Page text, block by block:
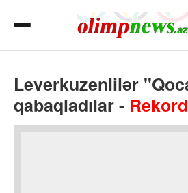
Leverkuzenlilər
qabaqladılar - Rekord